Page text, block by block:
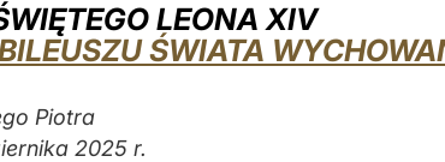
LEONA XIV
ŚWIATA
Piotra
2025 r.